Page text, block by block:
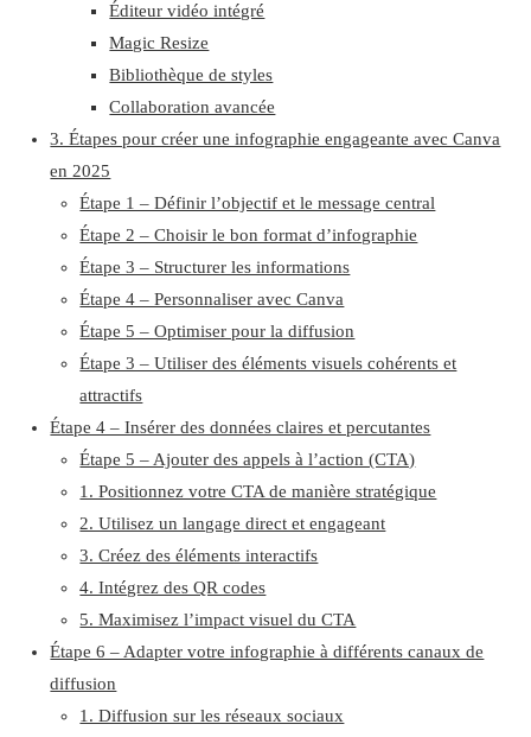
Éditeur vidéo intégré
Magic Resize
Bibliothèque de styles
Collaboration avancée
3. Étapes pour créer une infographie engageante avec Canva
en 2025
Étape 1 – Définir l’objectif et le message central
Étape 2 – Choisir le bon format d’infographie
Étape 3 – Structurer les informations
Étape 4 – Personnaliser avec Canva
Étape 5 – Optimiser pour la diffusion
Étape 3 – Utiliser des éléments visuels cohérents et
attractifs
Étape 4 – Insérer des données claires et percutantes
Étape 5 – Ajouter des appels à l’action (CTA)
1. Positionnez votre CTA de manière stratégique
2. Utilisez un langage direct et engageant
3. Créez des éléments interactifs
4. Intégrez des QR codes
5. Maximisez l’impact visuel du CTA
Étape 6 – Adapter votre infographie à différents canaux de
diffusion
1. Diffusion sur les réseaux sociaux